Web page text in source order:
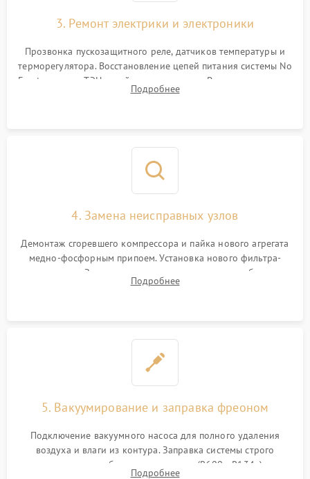
3. Ремонт электрики и электроники
Прозвонка пускозащитного реле, датчиков температуры и
терморегулятора. Восстановление цепей питания системы No
Frost, включая ТЭН оттайки и вентилятор. Ремонт или замена
платы управления при сбоях алгоритмов.
Подробнее
4. Замена неисправных узлов
Демонтаж сгоревшего компрессора и пайка нового агрегата
медно-фосфорным припоем. Установка нового фильтра-
осушителя. Замена изношенных вентиляторов обдува,
сломанных заслонок или поврежденных дверных петель.
Подробнее
5. Вакуумирование и заправка фреоном
Подключение вакуумного насоса для полного удаления
воздуха и влаги из контура. Заправка системы строго
дозированным объемом хладагента (R600a, R134a) по
Подробнее